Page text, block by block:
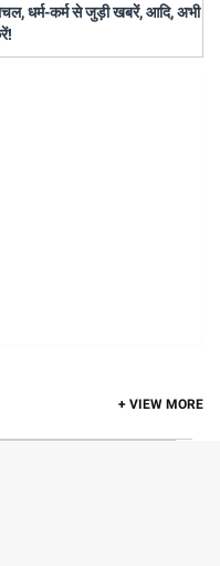
धर्म-कर्म से जुड़ी खबरें, आदि, अभी
+ VIEW MORE